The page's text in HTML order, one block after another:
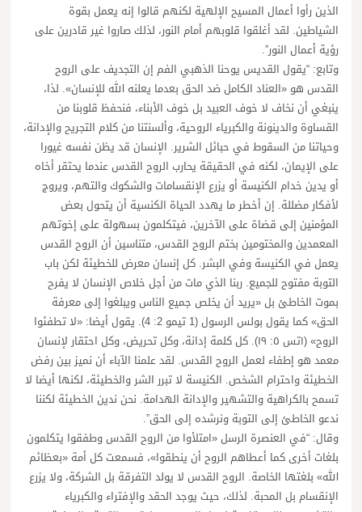
الذين رأوا أعمال المسيح الإلهية لكنهم قالوا إنه يعمل بقوة
الشياطين. لقد أغلقوا قلوبهم أمام النور، لذلك صاروا غير قادرين على
رؤية أعمال النور”.
وتابع: “يقول القديس يوحنا الذهبي الفم إن التجديف على الروح
القدس هو «العناد الكامل ضد الحق بعدما يعلنه الله للإنسان». لذا،
ينبغي أن نخاف لا خوف العبيد بل خوف الأبناء، فنحفظ قلوبنا من
القساوة والدينونة والكبرياء الروحية، وألسنتنا من كلام التجريح والإدانة،
وحياتنا من السقوط في حبائل الشرير. الإنسان قد يظن نفسه غيورا
على الإيمان، لكنه في الحقيقة يحارب الروح القدس عندما يحتقر أخاه
أو يدين خدام الكنيسة أو يزرع الإنقسامات والشكوك والتهم، ويروج
لأفكار مضللة. إن أخطر ما يهدد الحياة الكنسية أن يتحول بعض
المؤمنين إلى قضاة على الآخرين، فيتكلمون بسهولة على إخوتهم
المعمدين والمختومين بختم الروح القدس، متناسين أن الروح القدس
يعمل في الكنيسة وفي البشر. كل إنسان معرض للخطيئة لكن باب
التوبة مفتوح للجميع. ربنا الذي مات من أجل خلاص الإنسان لا يفرح
بموت الخاطئ بل «يريد أن يخلص جميع الناس ويبلغوا إلى معرفة
الحق» كما يقول بولس الرسول (1 تيمو 2: 4). يقول أيضا: «لا تطفئوا
الروح» (١تس ٥: ١٩). كل كلمة إدانة، وكل تحريض، وكل احتقار لإنسان
معمد هو إطفاء لعمل الروح القدس. لقد علمنا الآباء أن نميز بين رفض
الخطيئة واحترام الشخص. الكنيسة لا تبرر الشر والخطيئة، لكنها أيضا لا
تسمح بالكراهية والتشهير والإدانة الهدامة. نحن ندين الخطيئة لكننا
ندعو الخاطئ إلى التوبة ونرشده إلى الحق”.
وقال: “في العنصرة الرسل «امتلأوا من الروح القدس وطفقوا يتكلمون
بلغات أخرى كما أعطاهم الروح أن ينطقوا»، فسمعت كل أمة «بعظائم
الله» بلغتها الخاصة. الروح القدس لا يولد التفرقة بل الشركة، ولا يزرع
الإنقسام بل المحبة. لذلك، حيث يوجد الحقد والإفتراء والكبرياء